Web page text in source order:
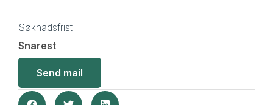
Søknadsfrist
Snarest
Send mail